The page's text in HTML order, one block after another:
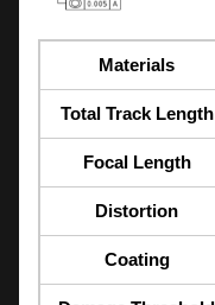
Materials
Total Track Length
Focal Length
Distortion
Coating